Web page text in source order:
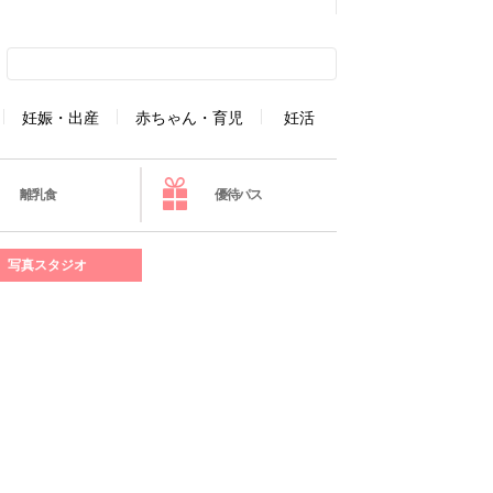
妊娠・出産 赤ちゃん・育児 妊活
離乳食 優待パス
写真スタジオ